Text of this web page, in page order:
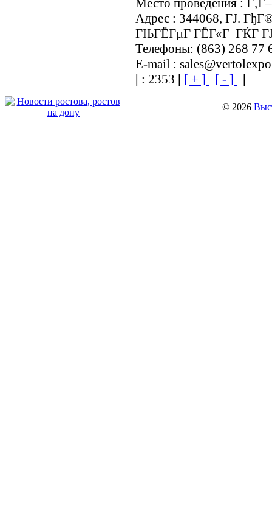
Место проведения :
Адрес : 344068, ГЈ.
ГЊГЁГµГ ГЁГ«Г ГЌГ
Телефоны: (863) 268 77
E-mail :
| : 2353 | [ + ] [ - ] |
© 2026